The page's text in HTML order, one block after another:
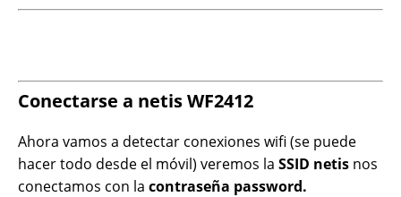
Conectarse a netis WF2412
Ahora vamos a detectar conexiones wifi (se puede
hacer todo desde el móvil) veremos la SSID netis nos
conectamos con la contraseña password.